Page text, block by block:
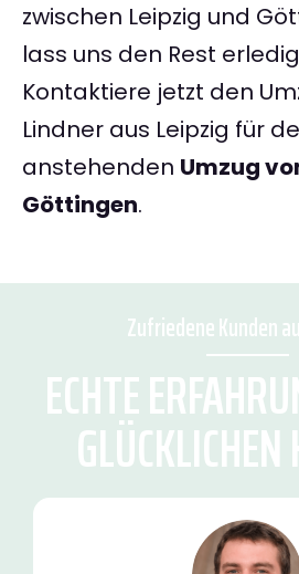
zwischen Leipzig und
lass uns den Rest
Kontaktiere jetzt den
Lindner aus Leipzig für
anstehenden Umzug
Göttingen.
Zufriedene Kunden
ECHTE